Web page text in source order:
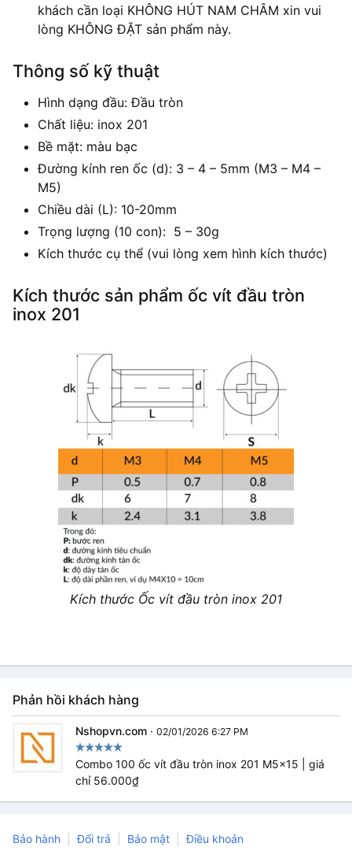
khách cần loại KHÔNG HÚT NAM CHÂM xin vui
lòng KHÔNG ĐẶT sản phẩm này.
Thông số kỹ thuật
Hình dạng đầu: Đầu tròn
Chất liệu: inox 201
Bề mặt: màu bạc
Đường kính ren ốc (d): 3 – 4 – 5mm (M3 – M4 –
M5)
Chiều dài (L): 10-20mm
Trọng lượng (10 con): 5 – 30g
Kích thước cụ thể (vui lòng xem hình kích thước)
Kích thước sản phẩm ốc vít đầu tròn
inox 201
Kích thước Ốc vít đầu tròn inox 201
Phản hồi khách hàng
Nshopvn.com · 02/01/2026 6:27 PM
Combo 100 ốc vít đầu tròn inox 201 M5x15 | giá
chỉ 56.000₫
Bảo hành Đổi trả Bảo mật
Điều khoản